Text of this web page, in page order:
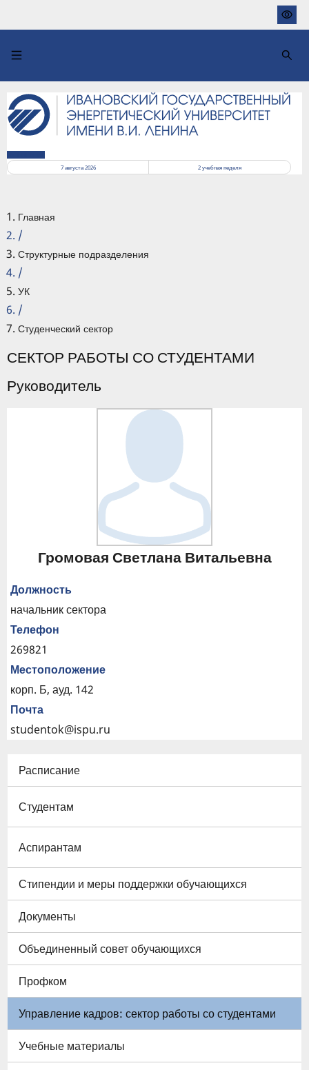
основному
7 августа 2026
2учебная неделя
Главная
/
Структурные подразделения
/
УК
/
Студенческий сектор
СЕКТОР РАБОТЫ СО СТУДЕНТАМИ
Руководитель
Громовая Светлана Витальевна
Должность
начальник сектора
Телефон
269821
Местоположение
корп. Б, ауд. 142
Почта
studentok@ispu.ru
Расписание
Студентам
Аспирантам
Стипендии и меры поддержки обучающихся
Документы
Объединенный совет обучающихся
Профком
Управление кадров: сектор работы со студентами
Учебные материалы